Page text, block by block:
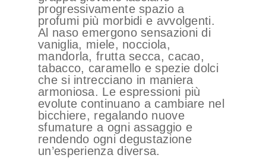
progressivamente spazio a
profumi più morbidi e avvolgenti.
Al naso emergono sensazioni di
vaniglia, miele, nocciola,
mandorla, frutta secca, cacao,
tabacco, caramello e spezie dolci
che si intrecciano in maniera
armoniosa. Le espressioni più
evolute continuano a cambiare nel
bicchiere, regalando nuove
sfumature a ogni assaggio e
rendendo ogni degustazione
un’esperienza diversa.